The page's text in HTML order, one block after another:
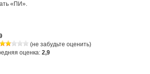
«ПИ».
(не забудьте оценить)
оценка: 2,9